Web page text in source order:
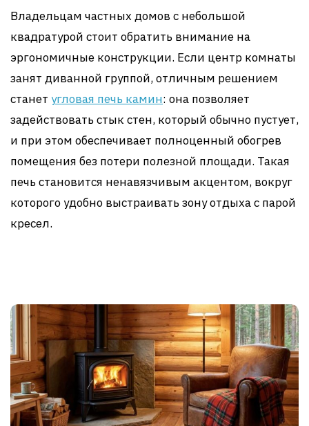
Владельцам частных домов с небольшой
квадратурой стоит обратить внимание на
эргономичные конструкции. Если центр комнаты
занят диванной группой, отличным решением
станет угловая печь камин: она позволяет
задействовать стык стен, который обычно пустует,
и при этом обеспечивает полноценный обогрев
помещения без потери полезной площади. Такая
печь становится ненавязчивым акцентом, вокруг
которого удобно выстраивать зону отдыха с парой
кресел.